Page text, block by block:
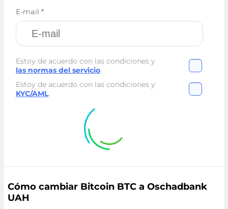
E-mail *
Estoy de acuerdo con las condiciones y
las normas del servicio.
Estoy de acuerdo con las condiciones y
KYC/AML.
Cómo cambiar Bitcoin BTC a Oschadbank
UAH